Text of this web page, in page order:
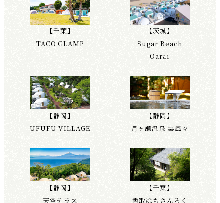
【千葉】
TACO GLAMP
【茨城】
Sugar Beach
Oarai
【静岡】
UFUFU VILLAGE
【静岡】
月ヶ瀬温泉 雲風々
【静岡】
天空テラス
【千葉】
香取はちさんろく